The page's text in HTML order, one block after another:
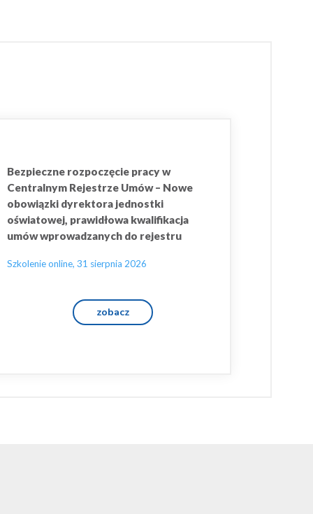
Bezpieczne rozpoczęcie pracy w
Centralnym Rejestrze Umów – Nowe
obowiązki dyrektora jednostki
oświatowej, prawidłowa kwalifikacja
umów wprowadzanych do rejestru
Szkolenie online, 31 sierpnia 2026
zobacz